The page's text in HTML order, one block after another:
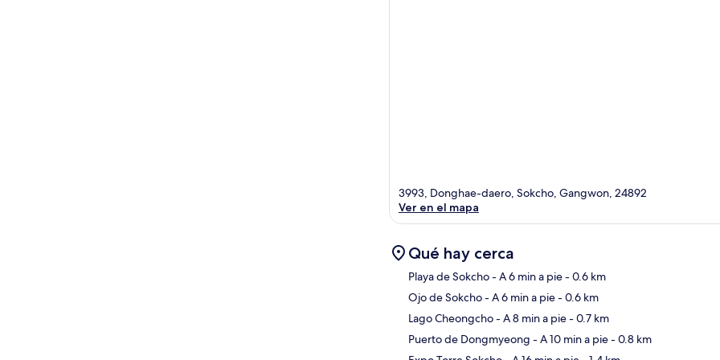
3993, Donghae-daero, Sokcho, Gangwon, 24892
Ver en el mapa
Qué hay cerca
Playa de Sokcho- A 6 min a pie- 0.6 km
Ojo de Sokcho- A 6 min a pie- 0.6 km
Lago Cheongcho- A 8 min a pie- 0.7 km
Puerto de Dongmyeong - A 10 min a pie- 0.8 km